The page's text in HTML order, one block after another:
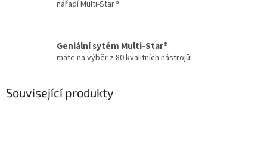
nářadí Multi-Star®
Geniální sytém Multi-Star®
máte na výběr z 80 kvalitních nástrojů!
Související produkty